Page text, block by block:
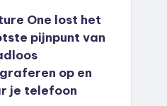
One lost het
pijnpunt van
op en
je telefoon